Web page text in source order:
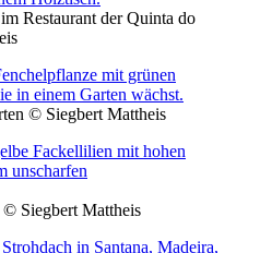
Restaurant der Quinta do
© Siegbert Mattheis
Siegbert Mattheis